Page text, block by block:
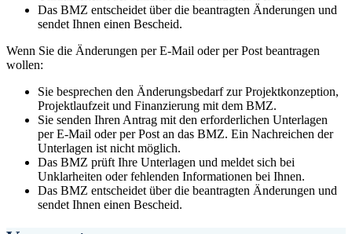
Das BMZ entscheidet über die beantragten Änderungen und
sendet Ihnen einen Bescheid.
Wenn Sie die Änderungen per E-Mail oder per Post beantragen
wollen:
Sie besprechen den Änderungsbedarf zur Projektkonzeption,
Projektlaufzeit und Finanzierung mit dem BMZ.
Sie senden Ihren Antrag mit den erforderlichen Unterlagen
per E-Mail oder per Post an das BMZ. Ein Nachreichen der
Unterlagen ist nicht möglich.
Das BMZ prüft Ihre Unterlagen und meldet sich bei
Unklarheiten oder fehlenden Informationen bei Ihnen.
Das BMZ entscheidet über die beantragten Änderungen und
sendet Ihnen einen Bescheid.